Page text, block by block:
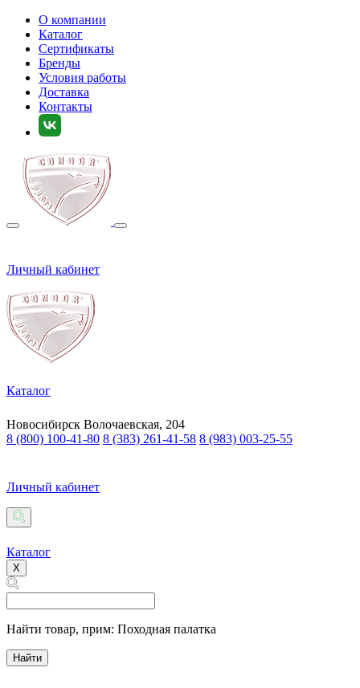
О компании
Каталог
Сертификаты
Бренды
Условия работы
Доставка
Контакты
Личный кабинет
Каталог
Новосибирск Волочаевская, 204
8 (800) 100-41-80 8 (383) 261-41-58 8 (983) 003-25-55
Личный кабинет
Каталог
X
Найти товар, прим: Походная палатка
Найти